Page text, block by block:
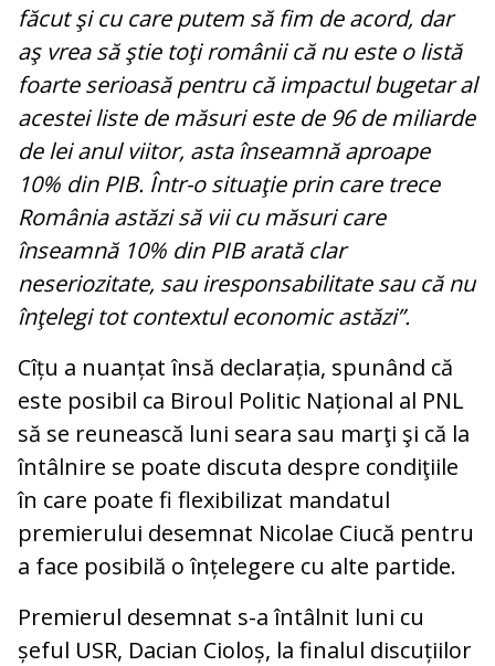
făcut şi cu care putem să fim de acord, dar
aş vrea să ştie toţi românii că nu este o listă
foarte serioasă pentru că impactul bugetar al
acestei liste de măsuri este de 96 de miliarde
de lei anul viitor, asta înseamnă aproape
10% din PIB. Într-o situaţie prin care trece
România astăzi să vii cu măsuri care
înseamnă 10% din PIB arată clar
neseriozitate, sau iresponsabilitate sau că nu
înţelegi tot contextul economic astăzi”.
Cîțu a nuanțat însă declarația, spunând că
este posibil ca Biroul Politic Național al PNL
să se reunească luni seara sau marţi şi că la
întâlnire se poate discuta despre condiţiile
în care poate fi flexibilizat mandatul
premierului desemnat Nicolae Ciucă pentru
a face posibilă o înțelegere cu alte partide.
Premierul desemnat s-a întâlnit luni cu
șeful USR, Dacian Cioloș, la finalul discuțiilor